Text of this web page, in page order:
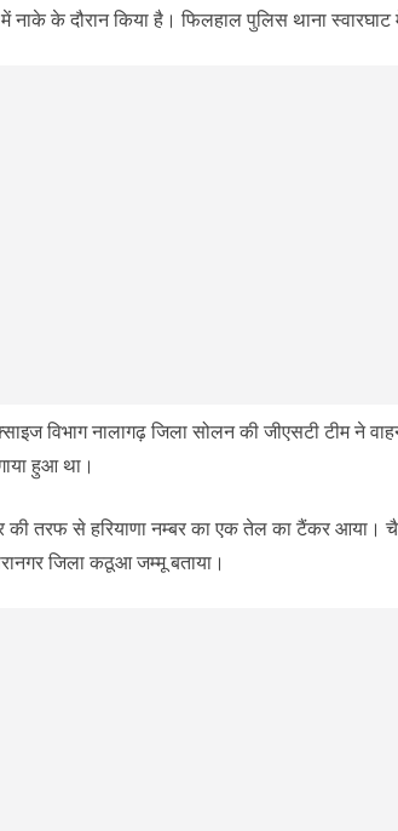
नाके के दौरान किया है। फिलहाल पुलिस थाना स्वारघाट
विभाग नालागढ़ जिला सोलन की जीएसटी टीम ने
हुआ था।
की तरफ से हरियाणा नम्बर का एक तेल का टैंकर आया।
जिला कठूआ जम्मू बताया।